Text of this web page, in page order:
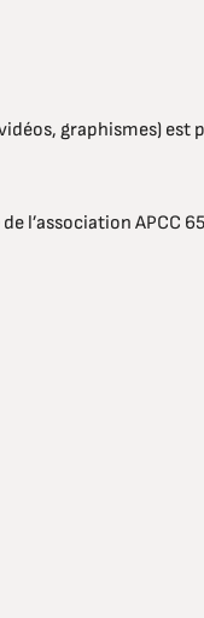
graphismes)
l’association APCC